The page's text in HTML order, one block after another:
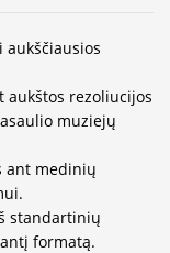
aukštos rezoliucijos
muziejų
ant medinių
standartinių
formatą.